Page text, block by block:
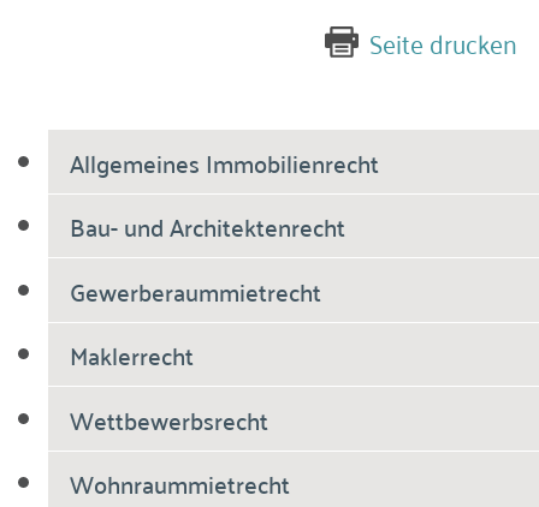
Allgemeines Immobilienrecht
Bau- und Architektenrecht
Gewerberaummietrecht
Maklerrecht
Wettbewerbsrecht
Wohnraummietrecht
Seite drucken